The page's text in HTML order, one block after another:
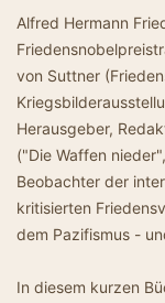
Alfred Hermann
von Suttner
Herausgeber,
("Die Waffen
Beobachter der
kritisierten
dem Pazifismus -
In diesem kurzen